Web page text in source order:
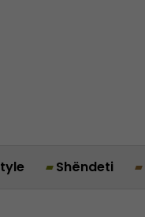
Shëndeti